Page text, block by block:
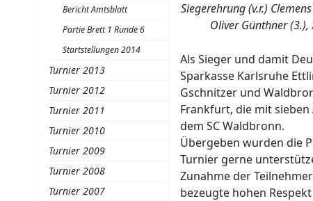
Bericht Amtsblatt
Partie Brett 1 Runde 6
Startstellungen 2014
Turnier 2013
Turnier 2012
Turnier 2011
Turnier 2010
Turnier 2009
Turnier 2008
Turnier 2007
Siegerehrung (v.r.)
Oliver Günthner
Als Sieger und damit
Sparkasse Karlsruhe
Gschnitzer und
Frankfurt, die mit sieben
dem SC Waldbronn.
Übergeben wurden die
Turnier gerne
Zunahme der
bezeugte hohen